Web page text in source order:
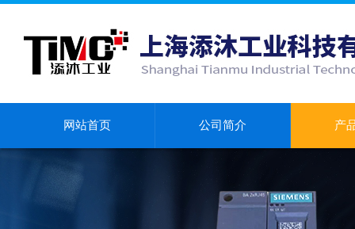
网站首页 公司简介 产